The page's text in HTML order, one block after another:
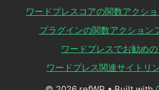
ワードプレスコアの関数アクシ
プラグインの関数アクション
ワードプレスでお勧め
ワードプレス関連サイトリ